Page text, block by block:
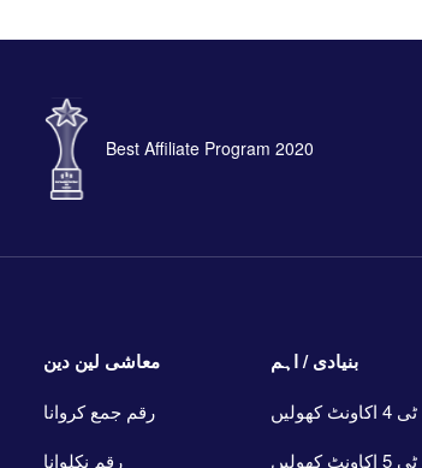
Best Affiliate Program 2020
بنیادی / اہم
کھولیں
کھولیں
معاشی لین دین
رقم جمع کروانا
رقم نکلوانا